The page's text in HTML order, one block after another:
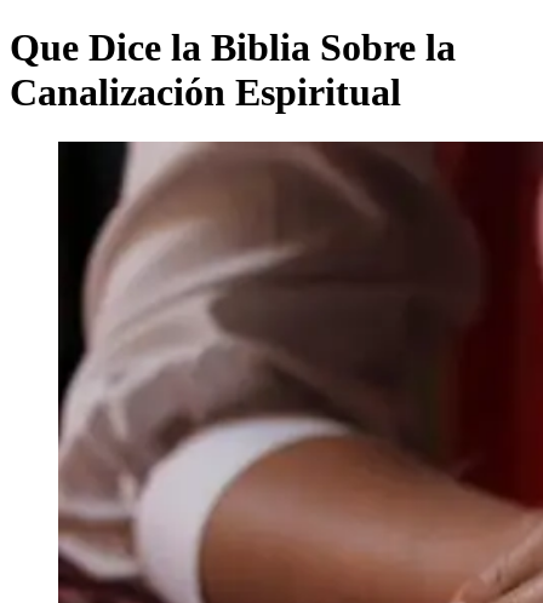
Que Dice la Biblia Sobre la
Canalización Espiritual